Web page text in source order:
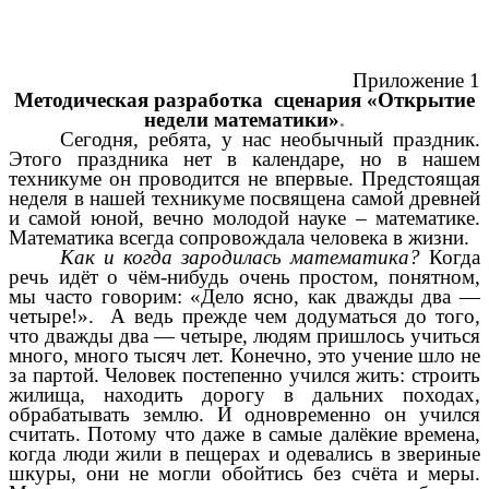
Приложение 1
Методическая разработка сценария «Открытие
недели математики».
Сегодня, ребята, у нас необычный праздник.
Этого праздника нет в календаре, но в нашем
техникуме он проводится не впервые. Предстоящая
неделя в нашей техникуме посвящена самой древней
и самой юной, вечно молодой науке – математике.
Математика всегда сопровождала человека в жизни.
Как и когда зародилась математика? Когда
речь идёт о чём-нибудь очень простом, понятном,
мы часто говорим: «Дело ясно, как дважды два —
четыре!». А ведь прежде чем додуматься до того,
что дважды два — четыре, людям пришлось учиться
много, много тысяч лет. Конечно, это учение шло не
за партой. Человек постепенно учился жить: строить
жилища, находить дорогу в дальних походах,
обрабатывать землю. И одновременно он учился
считать. Потому что даже в самые далёкие времена,
когда люди жили в пещерах и одевались в звериные
шкуры, они не могли обойтись без счёта и меры.